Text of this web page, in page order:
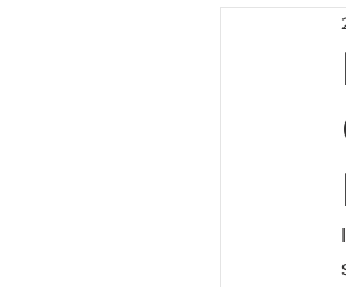
La
Eventi